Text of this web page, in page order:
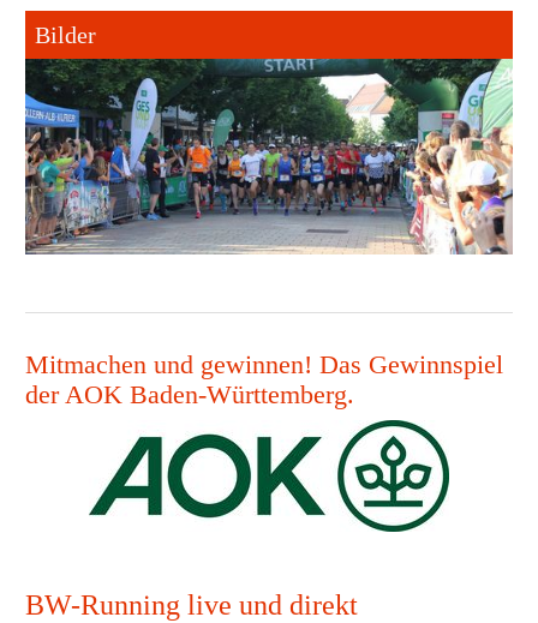
Bilder
Mitmachen und gewinnen! Das Gewinnspiel
der AOK Baden-Württemberg.
BW-Running live und direkt